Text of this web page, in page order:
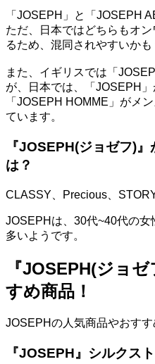
「JOSEPH」と「JOSEPH
ただ、日本ではどちらもオ
るため、混同されやすいかも
また、イギリスでは「
が、日本では、「JOSEPH」
「JOSEPH HOMME」がメ
ています。
『JOSEPH(ジョゼフ)』
は？
CLASSY、Precious、
JOSEPHは、30代~40代の
多いようです。
『JOSEPH(ジョ
すめ商品！
JOSEPHの人気商品やおすす
『JOSEPH』シルクス